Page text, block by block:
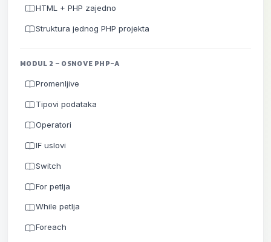
HTML + PHP zajedno
Struktura jednog PHP projekta
MODUL 2 – OSNOVE PHP-A
Promenljive
Tipovi podataka
Operatori
IF uslovi
Switch
For petlja
While petlja
Foreach